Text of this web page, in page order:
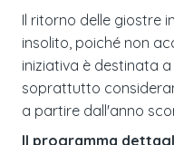
Il ritorno delle giostre
insolito, poiché non
iniziativa è destinata
soprattutto
a partire dall'anno
Il programma